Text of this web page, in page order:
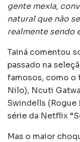
gente mexia,
natural que não
realmente sendo
Tainá comentou
passado na
famosos, como o
Nilo), Ncuti
Swindells (Rogue
série da Netflix
Mas o maior